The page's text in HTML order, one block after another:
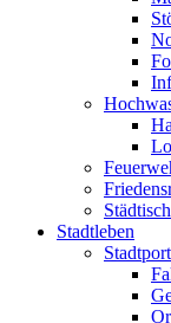
Stadtleben